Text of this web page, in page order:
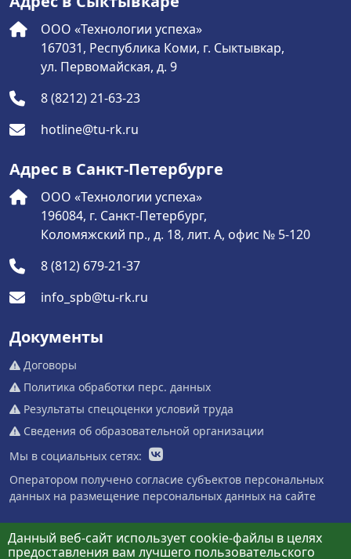
ООО «Технологии успеха»
167031, Республика Коми, г. Сыктывкар,
ул. Первомайская, д. 9
8 (8212) 21-63-23
hotline@tu-rk.ru
Адрес в Санкт-Петербурге
ООО «Технологии успеха»
196084, г. Санкт-Петербург,
Коломяжский пр., д. 18, лит. А, офис № 5-120
8 (812) 679-21-37
info_spb@tu-rk.ru
Документы
Договоры
Политика обработки перс. данных
Результаты спецоценки условий труда
Сведения об образовательной организации
Мы в социальных сетях:
Оператором получено согласие субъектов персональных
данных на размещение персональных данных на сайте
Данный веб-сайт использует cookie-файлы в целях
предоставления вам лучшего пользовательского